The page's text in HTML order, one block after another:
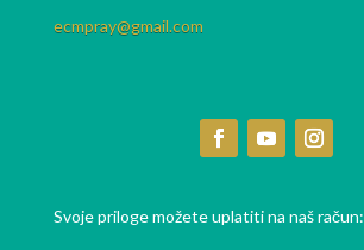
ecmpray@gmail.com
Svoje priloge možete uplatiti na naš račun: